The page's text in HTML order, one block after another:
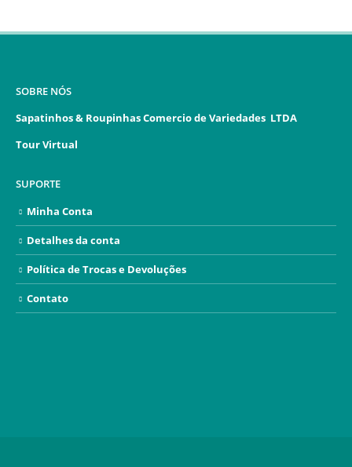
SOBRE NÓS
Sapatinhos & Roupinhas Comercio de Variedades LTDA
Tour Virtual
SUPORTE
Minha Conta
Detalhes da conta
Política de Trocas e Devoluções
Contato